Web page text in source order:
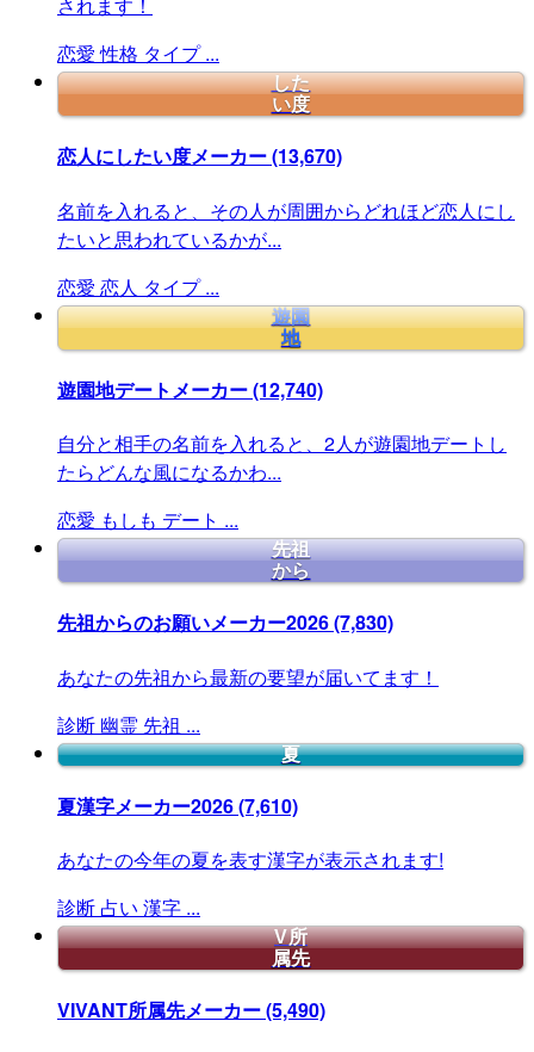
恋愛 性格 タイプ ...
した
い度
恋人にしたい度メーカー(13,670)
名前を入れると、その人が周囲からどれほど恋人にし
たいと思われているかが...
恋愛 恋人 タイプ ...
遊園
地
遊園地デートメーカー(12,740)
自分と相手の名前を入れると、2人が遊園地デートし
たらどんな風になるかわ...
恋愛 もしも デート ...
先祖
から
先祖からのお願いメーカー2026(7,830)
あなたの先祖から最新の要望が届いてます！
診断 幽霊 先祖 ...
夏
夏漢字メーカー2026(7,610)
あなたの今年の夏を表す漢字が表示されます!
診断 占い 漢字 ...
V所
属先
VIVANT所属先メーカー(5,490)